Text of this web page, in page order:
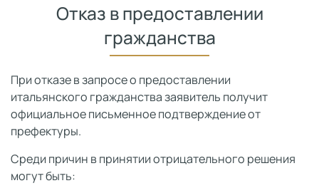
Отказ в предоставлении
гражданства
При отказе в запросе о предоставлении
итальянского гражданства заявитель получит
официальное письменное подтверждение от
префектуры.
Среди причин в принятии отрицательного решения
могут быть: